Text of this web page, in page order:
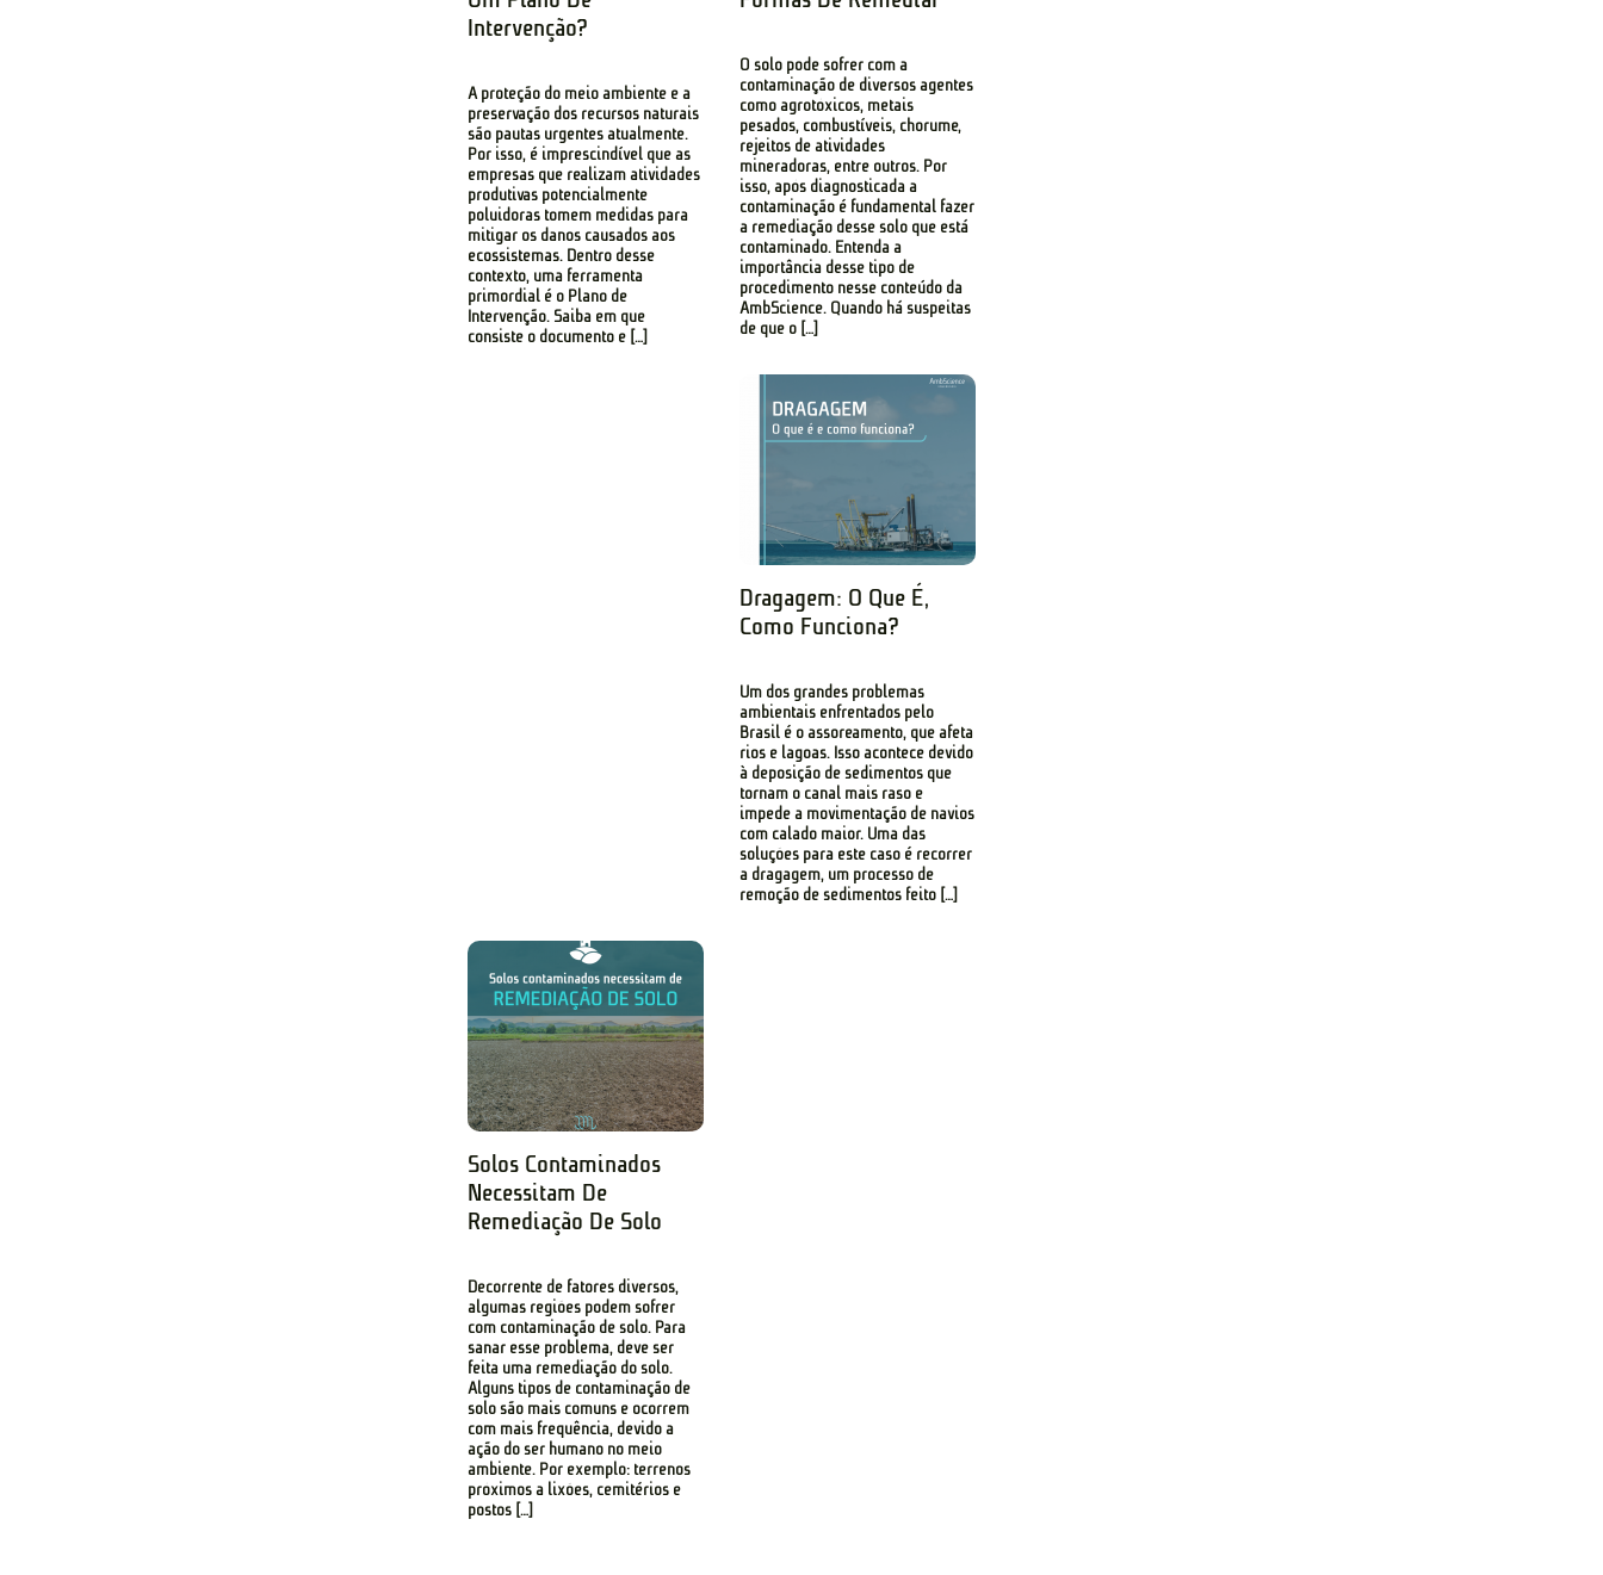
Intervenção?
A proteção do meio ambiente e a
preservação dos recursos naturais
são pautas urgentes atualmente.
Por isso, é imprescindível que as
empresas que realizam atividades
produtivas potencialmente
poluidoras tomem medidas para
mitigar os danos causados aos
ecossistemas. Dentro desse
contexto, uma ferramenta
primordial é o Plano de
Intervenção. Saiba em que
consiste o documento e […]
O solo pode sofrer com a
contaminação de diversos agentes
como agrotóxicos, metais
pesados, combustíveis, chorume,
rejeitos de atividades
mineradoras, entre outros. Por
isso, após diagnosticada a
contaminação é fundamental fazer
a remediação desse solo que está
contaminado. Entenda a
importância desse tipo de
procedimento nesse conteúdo da
AmbScience. Quando há suspeitas
de que o […]
Dragagem: O Que É,
Como Funciona?
Um dos grandes problemas
ambientais enfrentados pelo
Brasil é o assoreamento, que afeta
rios e lagoas. Isso acontece devido
à deposição de sedimentos que
tornam o canal mais raso e
impede a movimentação de navios
com calado maior. Uma das
soluções para este caso é recorrer
a dragagem, um processo de
remoção de sedimentos feito […]
Solos Contaminados
Necessitam De
Remediação De Solo
Decorrente de fatores diversos,
algumas regiões podem sofrer
com contaminação de solo. Para
sanar esse problema, deve ser
feita uma remediação do solo.
Alguns tipos de contaminação de
solo são mais comuns e ocorrem
com mais frequência, devido a
ação do ser humano no meio
ambiente. Por exemplo: terrenos
próximos a lixões, cemitérios e
postos […]